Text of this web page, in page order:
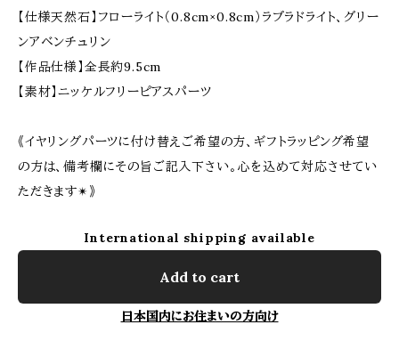
【仕様天然石】フローライト（0.8cm×0.8cm）ラブラドライト、グリー
ンアベンチュリン
【作品仕様】全長約9.5cm
【素材】ニッケルフリーピアスパーツ
《イヤリングパーツに付け替えご希望の方、ギフトラッピング希望
の方は、備考欄にその旨ご記入下さい。心を込めて対応させてい
ただきます✴︎》
International shipping available
Add to cart
日本国内にお住まいの方向け